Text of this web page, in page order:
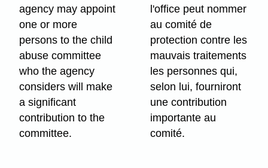
agency may appoint
one or more
persons to the child
abuse committee
who the agency
considers will make
a significant
contribution to the
committee.
l'office peut nommer
au comité de
protection contre les
mauvais traitements
les personnes qui,
selon lui, fourniront
une contribution
importante au
comité.